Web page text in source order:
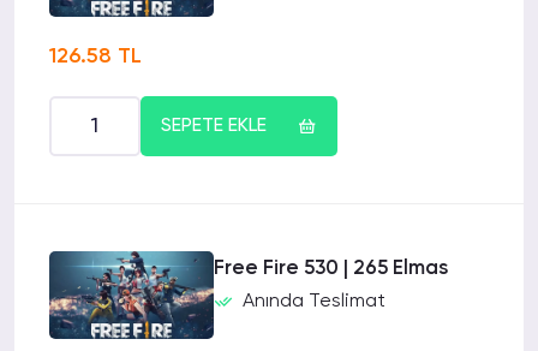
126.58 TL
SEPETE EKLE
Free Fire 530 | 265 Elmas
Anında Teslimat